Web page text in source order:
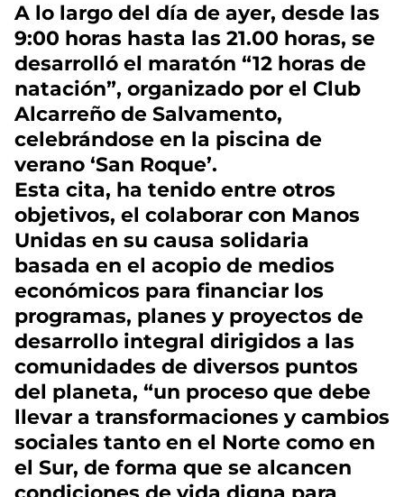
A lo largo del día de ayer, desde las
9:00 horas hasta las 21.00 horas, se
desarrolló el maratón “12 horas de
natación”, organizado por el Club
Alcarreño de Salvamento,
celebrándose en la piscina de
verano ‘San Roque’.
Esta cita, ha tenido entre otros
objetivos, el colaborar con Manos
Unidas en su causa solidaria
basada en el acopio de medios
económicos para financiar los
programas, planes y proyectos de
desarrollo integral dirigidos a las
comunidades de diversos puntos
del planeta, “un proceso que debe
llevar a transformaciones y cambios
sociales tanto en el Norte como en
el Sur, de forma que se alcancen